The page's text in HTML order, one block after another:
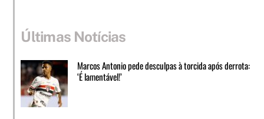
Últimas Notícias
Marcos Antonio pede desculpas à torcida após derrota:
‘É lamentável!’